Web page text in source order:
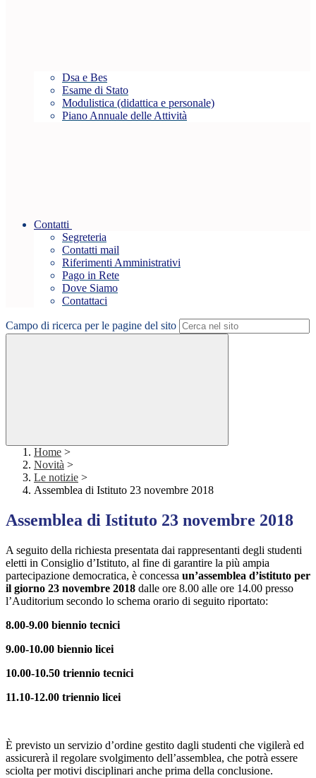
Dsa e Bes
Esame di Stato
Modulistica (didattica e personale)
Piano Annuale delle Attività
Contatti
Segreteria
Contatti mail
Riferimenti Amministrativi
Pago in Rete
Dove Siamo
Contattaci
Campo di ricerca per le pagine del sito
Home >
Novità >
Le notizie >
Assemblea di Istituto 23 novembre 2018
Assemblea di Istituto 23 novembre 2018
A seguito della richiesta presentata dai rappresentanti degli studenti
eletti in Consiglio d’Istituto, al fine di garantire la più ampia
partecipazione democratica, è concessa un’assemblea d’istituto per
il giorno 23 novembre 2018 dalle ore 8.00 alle ore 14.00 presso
l’Auditorium secondo lo schema orario di seguito riportato:
8.00-9.00 biennio tecnici
9.00-10.00 biennio licei
10.00-10.50 triennio tecnici
11.10-12.00 triennio licei
È previsto un servizio d’ordine gestito dagli studenti che vigilerà ed
assicurerà il regolare svolgimento dell’assemblea, che potrà essere
sciolta per motivi disciplinari anche prima della conclusione.